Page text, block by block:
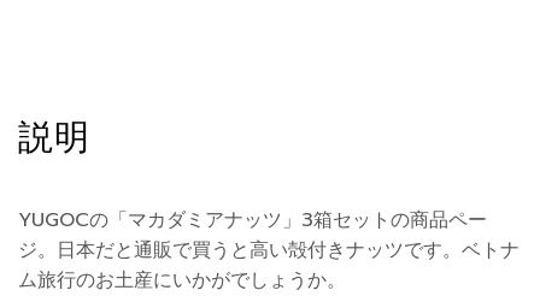
説明
YUGOCの「マカダミアナッツ」3箱セットの商品ペー
ジ。日本だと通販で買うと高い殻付きナッツです。ベトナ
ム旅行のお土産にいかがでしょうか。